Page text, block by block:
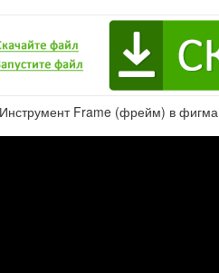
Frame (фрейм) в фигма